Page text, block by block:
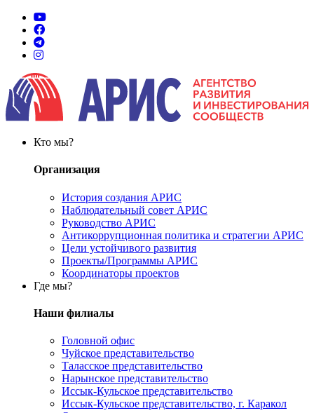
Кто мы?
Организация
История создания АРИС
Наблюдательный совет АРИС
Руководство АРИС
Антикоррупционная политика и стратегии АРИС
Цели устойчивого развития
Проекты/Программы АРИС
Координаторы проектов
Где мы?
Наши филиалы
Головной офис
Чуйское представительство
Таласское представительство
Нарынское представительство
Иссык-Кульское представительство
Иссык-Кульское представительство, г. Каракол